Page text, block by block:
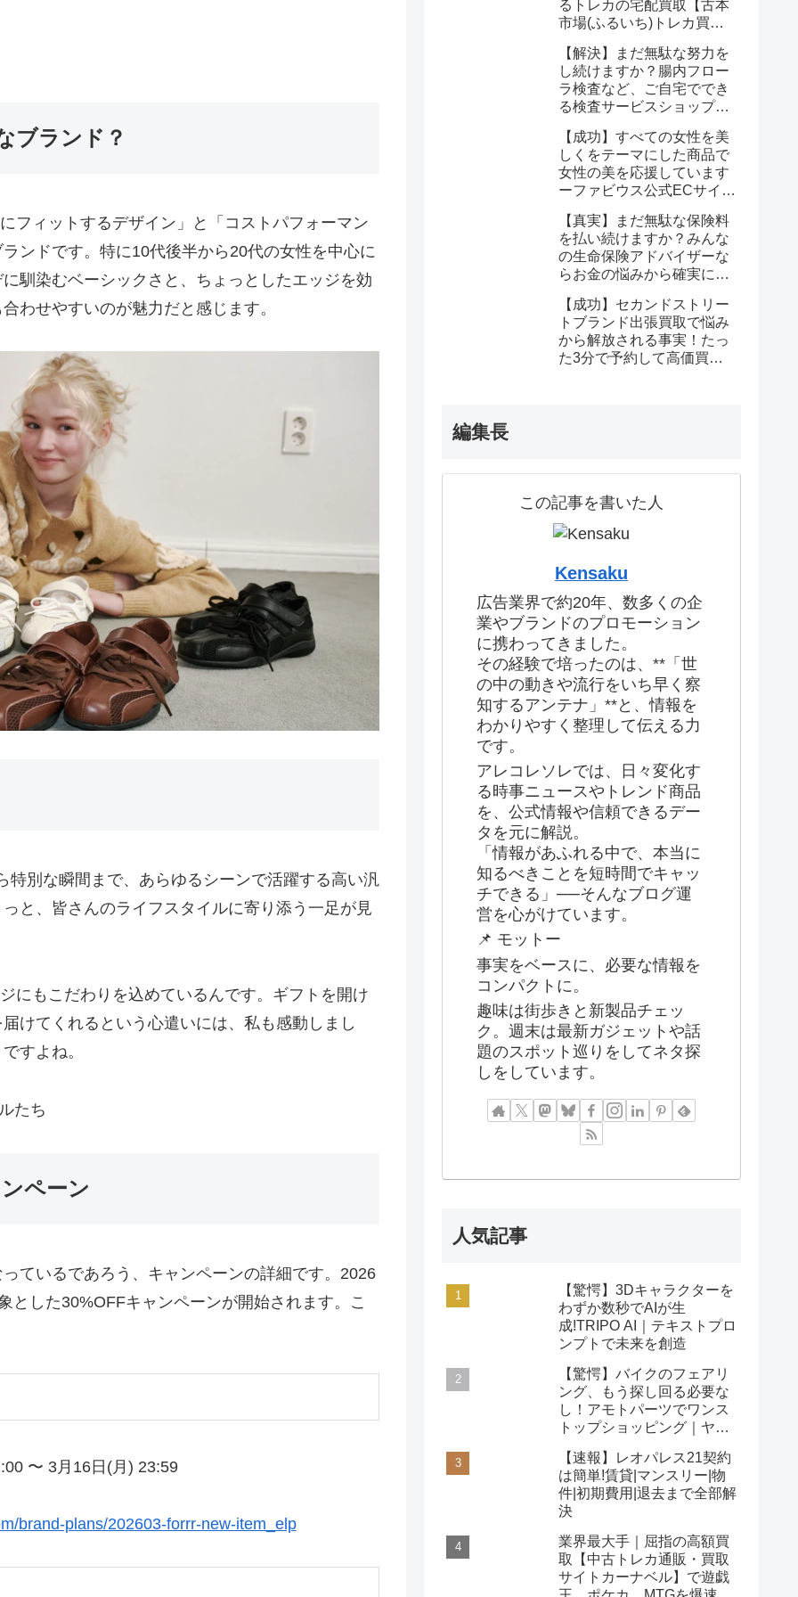
ブランド？
フィットするデザイン」と「コストパフォーマン
ンドです。特に10代後半から20代の女性を中心に
馴染むベーシックさと、ちょっとしたエッジを効
わせやすいのが魅力だと感じます。
別な瞬間まで、あらゆるシーンで活躍する高い汎
と、皆さんのライフスタイルに寄り添う一足が見
にもこだわりを込めているんです。ギフトを開け
けてくれるという心遣いには、私も感動しまし
すよね。
ペーン
ているであろう、キャンペーンの詳細です。2026
した30%OFFキャンペーンが開始されます。こ
〜 3月16日(月) 23:59
brand-plans/202603-forrr-new-item_elp
るトレカの宅配買取【古本
市場(ふるいち)トレカ買
みが解決する
【解決】まだ無駄な努力を
し続けますか？腸内フロー
ラ検査など、ご自宅ででき
る検査サービスショップ
ならたった1回で驚くほど
簡単に悩みが解消する事実
【成功】すべての女性を美
しくをテーマにした商品で
女性の美を応援しています
ーファビウス公式ECサイト
クション金賞の秘密を公開
【真実】まだ無駄な保険料
を払い続けますか？みんな
の生命保険アドバイザーな
らお金の悩みから確実に解
【成功】セカンドストリー
トブランド出張買取で悩み
から解放される事実！たっ
た3分で予約して高価買取
編集長
この記事を書いた人
Kensaku
広告業界で約20年、数多くの企
業やブランドのプロモーション
に携わってきました。
その経験で培ったのは、**「世
の中の動きや流行をいち早く察
知するアンテナ」**と、情報を
わかりやすく整理して伝える力
です。
アレコレソレでは、日々変化す
る時事ニュースやトレンド商品
を、公式情報や信頼できるデー
タを元に解説。
「情報があふれる中で、本当に
知るべきことを短時間でキャッ
チできる」──そんなブログ運
営を心がけています。
📌 モットー
事実をベースに、必要な情報を
コンパクトに。
趣味は街歩きと新製品チェッ
ク。週末は最新ガジェットや話
題のスポット巡りをしてネタ探
しをしています。
人気記事
【驚愕】3Dキャラクターを
わずか数秒でAIが生
成!TRIPO AI｜テキストプロ
ンプトで未来を創造
【驚愕】バイクのフェアリ
ング、もう探し回る必要な
し！アモトパーツでワンス
トップショッピング｜ヤマ
【速報】レオパレス21契約
は簡単!賃貸|マンスリー|物
件|初期費用|退去まで全部解
決
業界最大手｜屈指の高額買
取【中古トレカ通販・買取
サイトカーナベル】で遊戯